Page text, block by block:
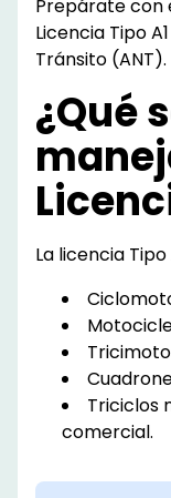
Prepárate con
Licencia Tipo A1
Tránsito (ANT).
¿Qué
La licencia
Triciclos
comercial.